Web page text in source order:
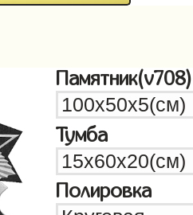
Памятник(v708)
Тумба
Полировка